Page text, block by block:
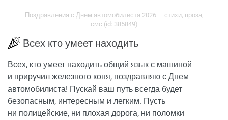
Поздравления с Днем автомобилиста 2026 — стихи, проза,
смс (id: 385849)
Всех кто умеет находить
Всех, кто умеет находить общий язык с машиной
и приручил железного коня, поздравляю с Днем
автомобилиста! Пускай ваш путь всегда будет
безопасным, интересным и легким. Пусть
ни полицейские, ни плохая дорога, ни поломки